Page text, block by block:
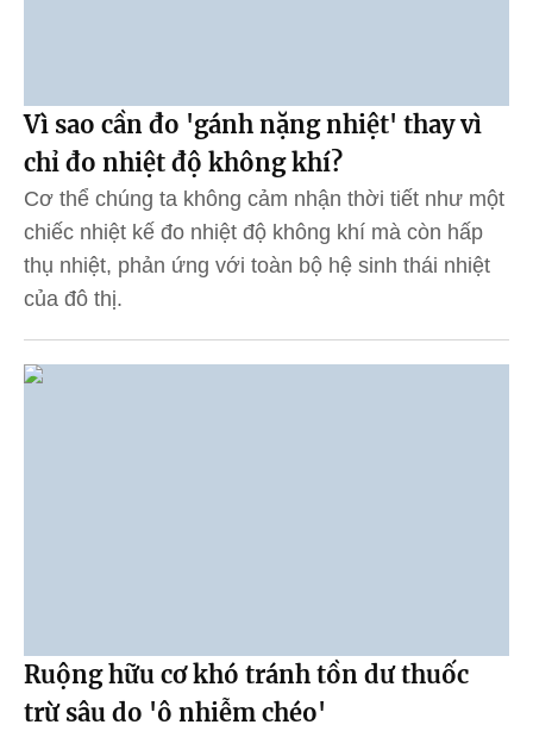
Vì sao cần đo 'gánh nặng nhiệt' thay vì
chỉ đo nhiệt độ không khí?
Cơ thể chúng ta không cảm nhận thời tiết như một
chiếc nhiệt kế đo nhiệt độ không khí mà còn hấp
thụ nhiệt, phản ứng với toàn bộ hệ sinh thái nhiệt
của đô thị.
Ruộng hữu cơ khó tránh tồn dư thuốc
trừ sâu do 'ô nhiễm chéo'